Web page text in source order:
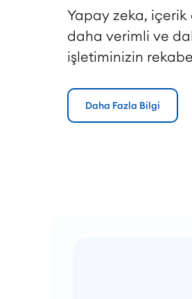
Yapay zeka, içerik
daha verimli ve
işletiminizin
Daha Fazla Bilgi